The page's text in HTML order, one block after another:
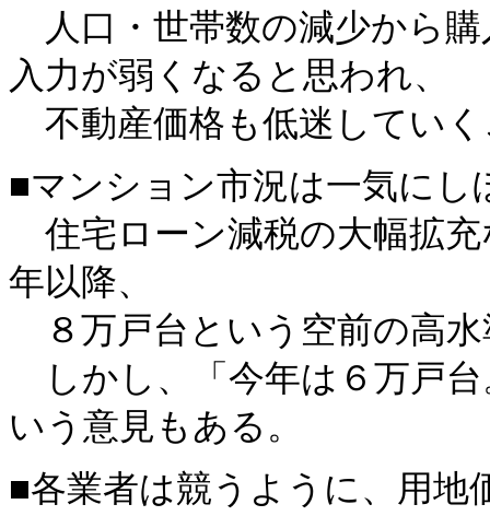
人口・世帯数の減少から
入力が弱くなると思われ、
不動産価格も低迷してい
■マンション市況は一気に
住宅ローン減税の大幅拡
年以降、
８万戸台という空前の高
しかし、「今年は６万戸
いう意見もある。
■各業者は競うように、用地